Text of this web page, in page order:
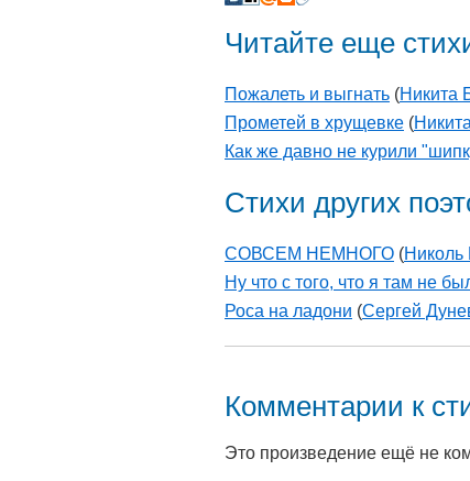
Читайте еще
Пожалеть и выгнать (Никита
Прометей в хрущевке (
Как же давно не курили
Стихи других
СОВСЕМ НЕМНОГО (Николь
Ну что с того, что я там не
Роса на ладони (Сергей
Комментарии к
Это произведение ещё не